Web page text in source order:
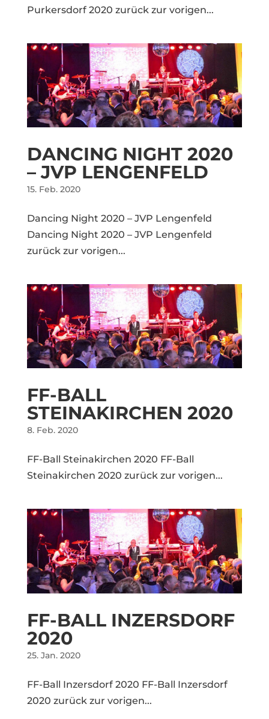
Purkersdorf 2020 zurück zur vorigen...
DANCING NIGHT 2020
– JVP LENGENFELD
15. Feb. 2020
Dancing Night 2020 – JVP Lengenfeld
Dancing Night 2020 – JVP Lengenfeld
zurück zur vorigen...
FF-BALL
STEINAKIRCHEN 2020
8. Feb. 2020
FF-Ball Steinakirchen 2020 FF-Ball
Steinakirchen 2020 zurück zur vorigen...
FF-BALL INZERSDORF
2020
25. Jan. 2020
FF-Ball Inzersdorf 2020 FF-Ball Inzersdorf
2020 zurück zur vorigen...